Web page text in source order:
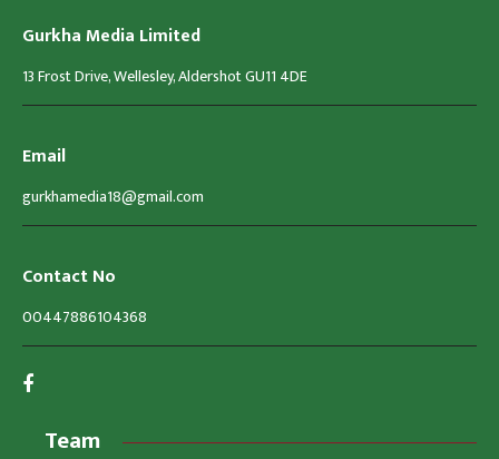
Gurkha Media Limited
13 Frost Drive, Wellesley, Aldershot GU11 4DE
Email
gurkhamedia18@gmail.com
Contact No
00447886104368
Team